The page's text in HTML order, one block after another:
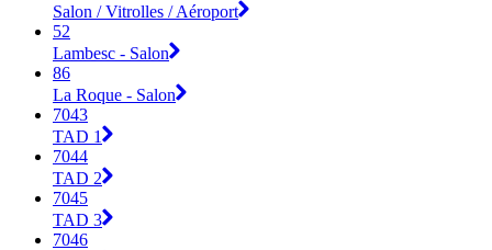
Salon / Vitrolles / Aéroport
52
Lambesc - Salon
86
La Roque - Salon
7043
TAD 1
7044
TAD 2
7045
TAD 3
7046